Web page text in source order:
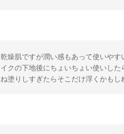
燥肌ですが潤い感もあって使いやす
イクの下地後にちょいちょい使いした
塗りしすぎたらそこだけ浮くかも